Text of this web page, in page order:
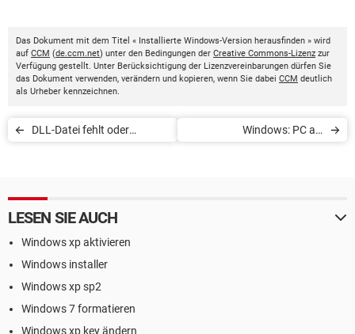
Das Dokument mit dem Titel « Installierte Windows-Version herausfinden » wird
auf CCM (de.ccm.net) unter den Bedingungen der Creative Commons-Lizenz zur
Verfügung gestellt. Unter Berücksichtigung der Lizenzvereinbarungen dürfen Sie
das Dokument verwenden, verändern und kopieren, wenn Sie dabei CCM deutlich
als Urheber kennzeichnen.
DLL-Datei fehlt oder
Windows: PC als
LESEN SIE AUCH
Windows xp aktivieren
Windows installer
Windows xp sp2
Windows 7 formatieren
Windows xp key ändern